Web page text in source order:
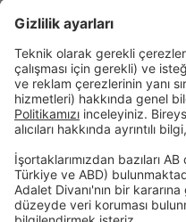
Birikim & FinansmanKurumsal
Şubelerimizİletişim
Hizmet Sözleşmeleri Tasarruf Mevduatı